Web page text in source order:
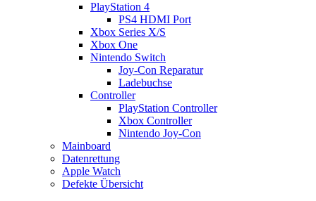
PlayStation 4
PS4 HDMI Port
Xbox Series X/S
Xbox One
Nintendo Switch
Joy-Con Reparatur
Ladebuchse
Controller
PlayStation Controller
Xbox Controller
Nintendo Joy-Con
Mainboard
Datenrettung
Apple Watch
Defekte Übersicht